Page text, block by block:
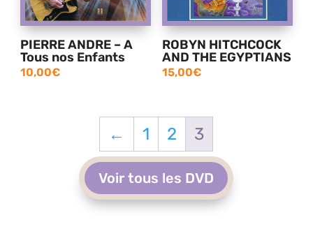
PIERRE ANDRE – A
Tous nos Enfants
10,00€
ROBYN HITCHCOCK
AND THE EGYPTIANS
15,00€
← 1 2 3
Voir tous les DVD